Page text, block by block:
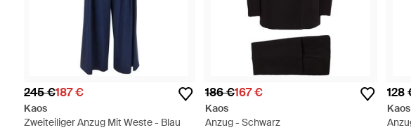
245 €187 €
Kaos
Zweiteiliger Anzug Mit Weste - Blau
186 €167 €
Kaos
Anzug - Schwarz
128
Kaos